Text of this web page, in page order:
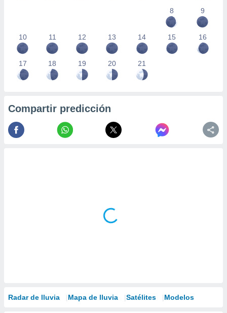
8
9
10 11 12 13 14 15 16
17 18 19 20 21
Compartir predicción
Radar de lluvia Mapa de lluvia Satélites Modelos